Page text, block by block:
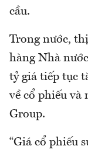
cầu.
Trong nước,
hàng Nhà
tỷ giá tiếp tục
về cổ phiếu và
Group.
“Giá cổ phiếu